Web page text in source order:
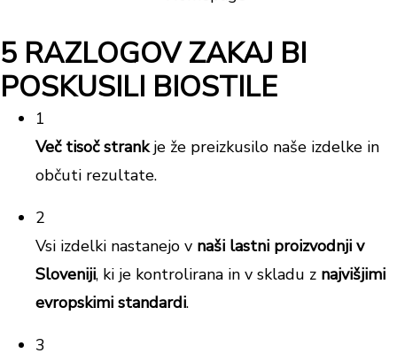
5 RAZLOGOV ZAKAJ BI
POSKUSILI BIOSTILE
1
Več tisoč strankje že preizkusilo naše izdelke in
občuti rezultate.
2
Vsi izdelki nastanejo v naši lastni proizvodnji v
Sloveniji, ki je kontrolirana in v skladu z najvišjimi
evropskimi standardi.
3